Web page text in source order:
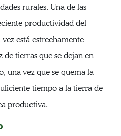
rurales. Una de las
productividad del
está estrechamente
de tierras que se dejan en
una vez que se quema la
tiempo a la tierra de
productiva.